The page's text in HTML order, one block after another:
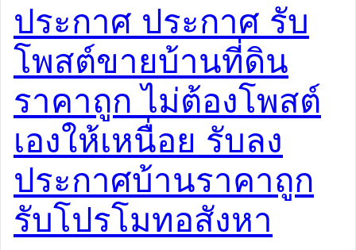
การันตีผล ไม่ติดยินดีคืนเงิน! รับจ้างทำโฆษณาขายบ้าน
ราคาถูก รับจ้างโพสต์โฆษณาขาย บ้านมือสอง ติดหน้า
แรกGoogle ใน 7 วัน การันตีผล ไม่ติดยินดีคืนเงิน! ต้องการ
โฆษณาขายบ้านด่วน ไม่ต้องเสียเวลาทำเอง! รับทำโฆษณา
ขายบ้าน เราคือทีมมืออาชีพ รับโพสต์ขายบ้านออนไลน์ ทั้ง
บ้านใหม่ บ้านมือสอง และที่ดินเริ่มต้นเพียง 5 บาท/วัน –
ราคาถูกที่สุดในไทยได้หน้า Sale Page […]
ประกาศ ประกาศ รับ
โพสต์ขายบ้านที่ดิน
ราคาถูก ไม่ต้องโพสต์
เองให้เหนื่อย รับลง
ประกาศบ้านราคาถูก
รับโปรโมทอสังหา